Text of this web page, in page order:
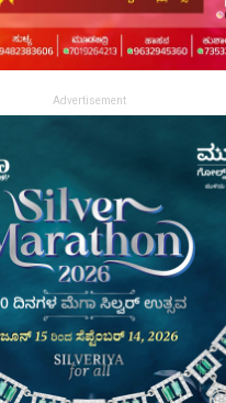
Advertisement